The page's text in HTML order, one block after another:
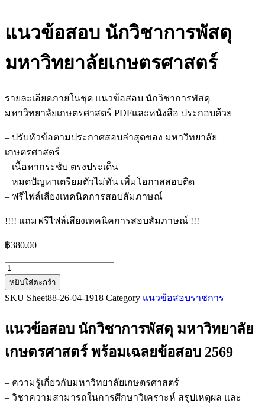
แนวข้อสอบ นักวิชาการพัสดุ
มหาวิทยาลัยเกษตรศาสตร์
รายละเอียดภายในชุด แนวข้อสอบ นักวิชาการพัสดุ
มหาวิทยาลัยเกษตรศาสตร์ PDFและหนังสือ ประกอบด้วย
– ปรับหัวข้อตามประกาศสอบล่าสุดของ มหาวิทยาลัย
เกษตรศาสตร์
– เนื้อหากระชับ ตรงประเด็น
– หมดปัญหาเตรียมตัวไม่ทัน เพิ่มโอกาสสอบติด
– ฟรีไฟล์เสียงเทคนิคการสอบสัมภาษณ์
!!!! แถมฟรีไฟล์เสียงเทคนิคการสอบสัมภาษณ์ !!!
฿380.00
จำนวน
แนว
ข้อสอบ
วิชาการ
มหาวิทยาลัย
ชิ้น
หยิบใส่ตะกร้า
SKU Sheet88-26-04-1918 Category แนวข้อสอบราชการ
แนวข้อสอบ นักวิชาการพัสดุ มหาวิทยาลัย
เกษตรศาสตร์พร้อมเฉลยข้อสอบ 2569
– ความรู้เกี่ยวกับมหาวิทยาลัยเกษตรศาสตร์
– วิชาความสามารถในการศึกษาวิเคราะห์ สรุปเหตุผล และ